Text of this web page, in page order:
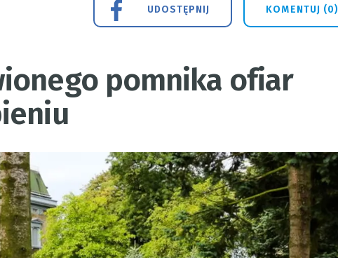
KOMENTUJ (0)
UDOSTĘPNIJ
pomnika ofiar